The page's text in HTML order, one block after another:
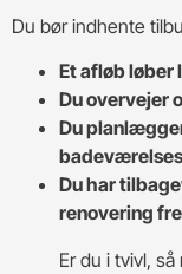
Du bør indhente
Et afløb løber
Du overvejer
Du
Du har
renovering
Er du i tvivl,